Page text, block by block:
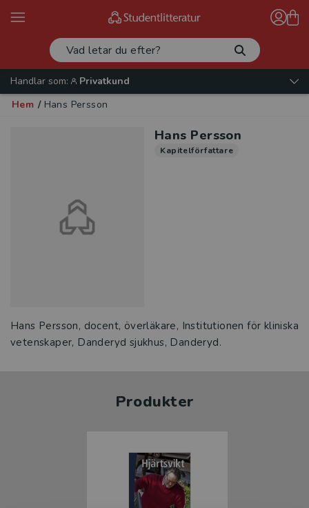
Handlar som:
Privatkund
Hem / Hans Persson
Hans Persson
Kapitelförfattare
Hans Persson, docent, överläkare, Institutionen för kliniska
vetenskaper, Danderyd sjukhus, Danderyd.
Produkter